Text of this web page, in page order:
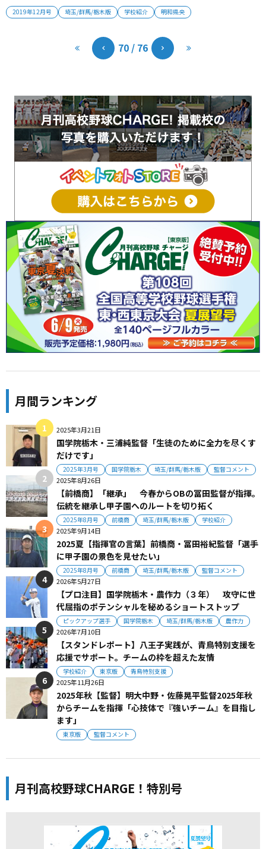
2019年12月号 埼玉/群馬/栃木版 学校紹介 明和県央
にラグビー、サッカー部用のグラウンドが整備されるため、いまの
グラウンドは野球部が使用する。塩原元気監督は「これからは、環
70 / 76
月間ランキング
2025年3月21日
国学院栃木・三浦純監督「生徒のために全力を尽くす
だけです」
2025年3月号 国学院栃木 埼玉/群馬/栃木版 監督コメント
2025年8月26日
【前橋商】「継承」 今春からOBの冨田監督が指揮。
伝統を継承し甲子園へのルートを切り拓く
2025年8月号 前橋商 埼玉/群馬/栃木版 学校紹介
2025年9月14日
2025夏【指揮官の言葉】前橋商・冨田裕紀監督「選手
に甲子園の景色を見せたい」
2025年8月号 前橋商 埼玉/群馬/栃木版 監督コメント
2026年5月27日
【プロ注目】国学院栃木・農作力（３年） 攻守に世
代屈指のポテンシャルを秘めるショートストップ
ピックアップ選手 国学院栃木 埼玉/群馬/栃木版 農作力
2026年7月10日
【スタンドレポート】八王子実践が、青鳥特別支援を
応援でサポート。チームの枠を超えた友情
学校紹介 東京版 青鳥特別支援
2025年11月26日
2025年秋【監督】明大中野・佐藤晃平監督2025年秋
からチームを指揮「心技体で『強いチーム』を目指し
ます」
東京版 監督コメント
月刊高校野球CHARGE！特別号